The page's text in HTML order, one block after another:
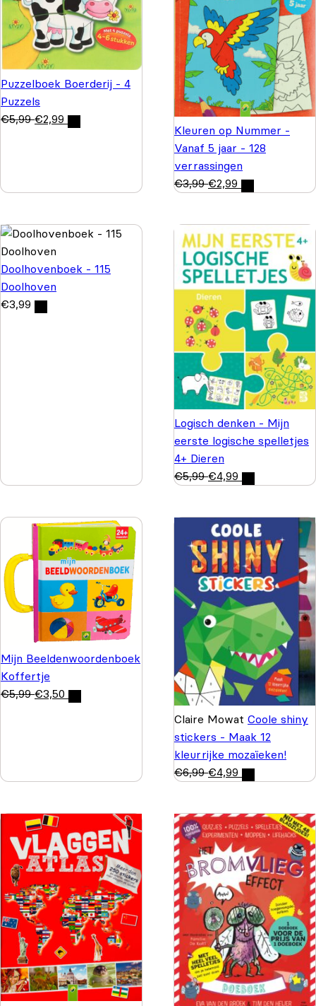
Puzzelboek Boerderij - 4
Puzzels
€5,99 €2,99
Kleuren op Nummer -
Vanaf 5 jaar - 128
verrassingen
€3,99 €2,99
Doolhovenboek - 115
Doolhoven
€3,99
Logisch denken - Mijn
eerste logische spelletjes
4+ Dieren
€5,99 €4,99
Mijn Beeldenwoordenboek
Koffertje
€5,99 €3,50
Claire Mowat Coole shiny
stickers - Maak 12
kleurrijke mozaïeken!
€6,99 €4,99